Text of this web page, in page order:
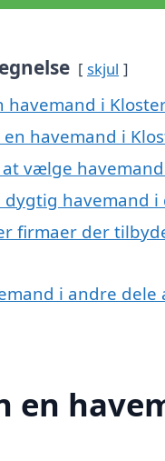
skjul
havemand i
havemand i
vælge
dygtig havemand
firmaer der
i andre dele
en